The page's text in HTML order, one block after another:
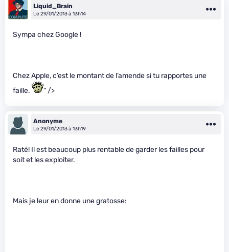
Liquid_Brain
Le 29/01/2013 à 13h14
Sympa chez Google !
Chez Apple, c’est le montant de l’amende si tu rapportes une
faille.
" />
Anonyme
Le 29/01/2013 à 13h19
Raté! Il est beaucoup plus rentable de garder les failles pour
soit et les exploiter.
Mais je leur en donne une gratosse: